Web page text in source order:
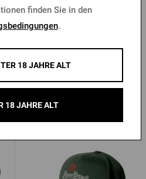
Urquell grün
Vorrätig > 10 Stk.
finden Sie in den
.
18 JAHRE ALT
18 JAHRE ALT